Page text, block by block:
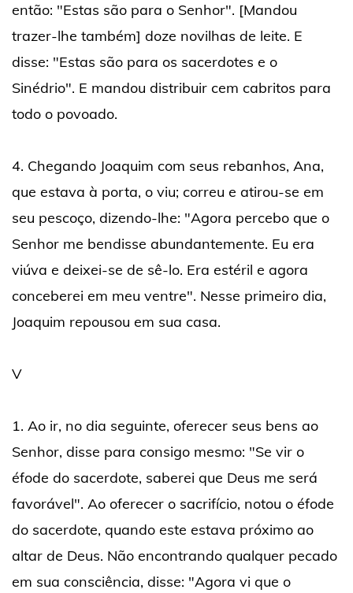
então: "Estas são para o Senhor". [Mandou
trazer-lhe também] doze novilhas de leite. E
disse: "Estas são para os sacerdotes e o
Sinédrio". E mandou distribuir cem cabritos para
todo o povoado.
4. Chegando Joaquim com seus rebanhos, Ana,
que estava à porta, o viu; correu e atirou-se em
seu pescoço, dizendo-lhe: "Agora percebo que o
Senhor me bendisse abundantemente. Eu era
viúva e deixei-se de sê-lo. Era estéril e agora
conceberei em meu ventre". Nesse primeiro dia,
Joaquim repousou em sua casa.
V
1. Ao ir, no dia seguinte, oferecer seus bens ao
Senhor, disse para consigo mesmo: "Se vir o
éfode do sacerdote, saberei que Deus me será
favorável". Ao oferecer o sacrifício, notou o éfode
do sacerdote, quando este estava próximo ao
altar de Deus. Não encontrando qualquer pecado
em sua consciência, disse: "Agora vi que o